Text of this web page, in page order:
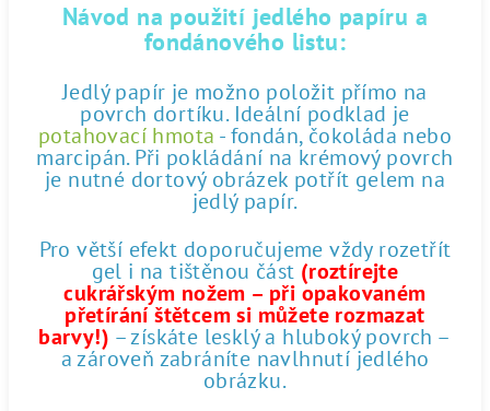
Návod na použití jedlého papíru a
fondánového listu:
Jedlý papír je možno položit přímo na
povrch dortíku. Ideální podklad je
potahovací hmota - fondán, čokoláda nebo
marcipán. Při pokládání na krémový povrch
je nutné dortový obrázek potřít gelem na
jedlý papír.
Pro větší efekt doporučujeme vždy rozetřít
gel i na tištěnou část (roztírejte
cukrářským nožem – při opakovaném
přetírání štětcem si můžete rozmazat
barvy!) – získáte lesklý a hluboký povrch –
a zároveň zabráníte navlhnutí jedlého
obrázku.